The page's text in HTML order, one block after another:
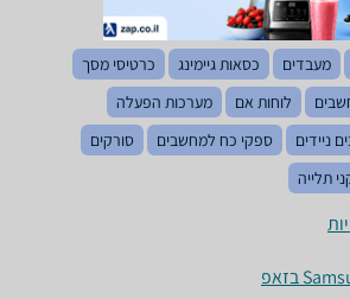
מעבדים כסאות גיימינג
כרטיסי מסך
לוחות אם
מערכות הפעלה
ניידים ספקי כח למחשבים
סורקים
תלייה